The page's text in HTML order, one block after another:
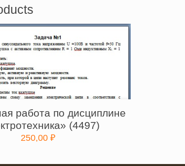
работа по дисциплине
(4497)
250,00 ₽